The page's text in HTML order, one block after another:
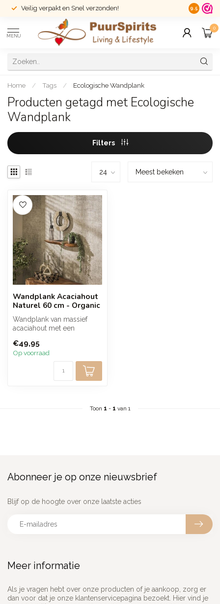
Veilig verpakt en Snel verzonden! 14 dagen
9.5
MENU
0
Home / Tags / Ecologische Wandplank
Producten getagd met Ecologische
Wandplank
Filters
Wandplank Acaciahout
Naturel 60 cm - Organic
Wandplank van massief
acaciahout met een
mat transparante...
€49,95
Op voorraad
Toon 1 - 1 van 1
Meer informatie
Als je vragen hebt over onze producten of je aankoop, zorg er
dan voor dat je onze klantenservicepagina bezoekt. Hier vind je
Abonneer je op onze nieuwsbrief
Blijf op de hoogte over onze laatste acties